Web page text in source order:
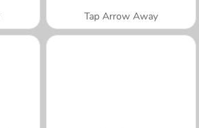
Tap Arrow Away